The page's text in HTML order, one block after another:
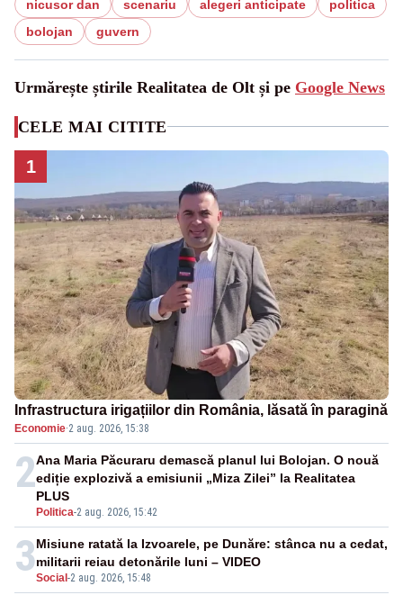
nicusor dan scenariu alegeri anticipate
politica
bolojan
guvern
Urmărește știrile Realitatea de Olt și pe Google News
CELE MAI CITITE
1
Infrastructura irigațiilor din România, lăsată în paragină
Economie·2 aug. 2026, 15:38
2
Politica-2 aug. 2026, 15:42
Ana Maria Păcuraru demască planul lui Bolojan. O nouă
ediție explozivă a emisiunii „Miza Zilei” la Realitatea
PLUS
3Social -2 aug. 2026, 15:48
Misiune ratată la Izvoarele, pe Dunăre: stânca nu a cedat,
militarii reiau detonările luni – VIDEO